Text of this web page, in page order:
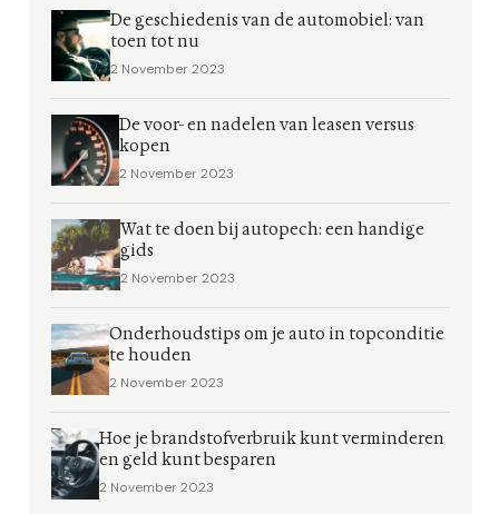
De geschiedenis van de automobiel: van
toen tot nu
2 November 2023
De voor- en nadelen van leasen versus
kopen
2 November 2023
Wat te doen bij autopech: een handige
gids
2 November 2023
Onderhoudstips om je auto in topconditie
te houden
2 November 2023
Hoe je brandstofverbruik kunt verminderen
en geld kunt besparen
2 November 2023